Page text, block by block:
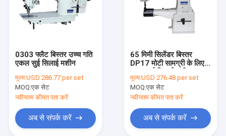
0303 फ्लैट बिस्तर उच्च गति
एकल सुई सिलाई मशीन
मूल्य:USD 286.77 per set
MOQ:एक सेट
नवीनतम कीमत पता करें
अब से संपर्क करें
65 मिमी सिलेंडर बिस्तर
DP17 मोटी सामग्री के लिए
मूल्य:USD 276.48 per set
MOQ:एक सेट
नवीनतम कीमत पता करें
अब से संपर्क करें